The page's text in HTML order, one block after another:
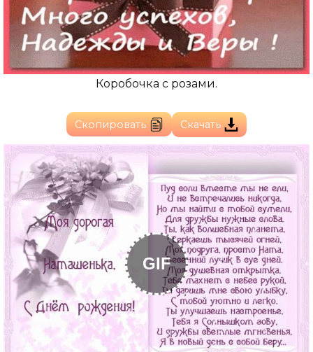
Коробочка с розами.
Скопировать Скачать
GIF